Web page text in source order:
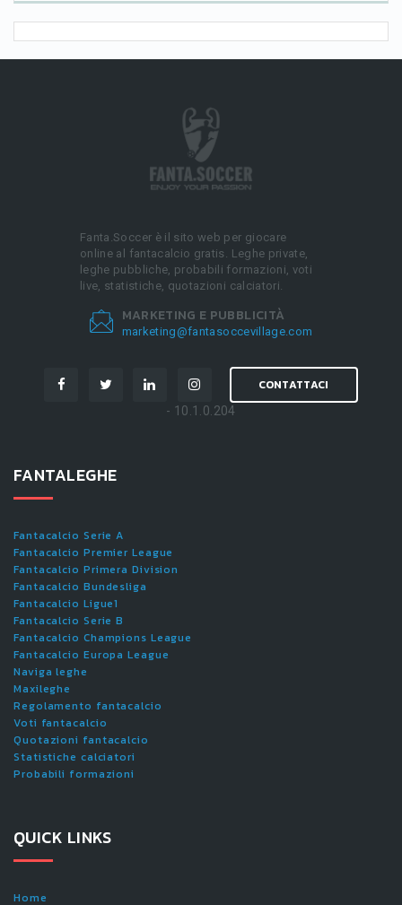
Fanta.Soccer è il sito web per giocare
online al fantacalcio gratis. Leghe private,
leghe pubbliche, probabili formazioni, voti
live, statistiche, quotazioni calciatori.
MARKETING E PUBBLICITÀ
marketing@fantasoccevillage.com
CONTATTACI
- 10.1.0.204
FANTALEGHE
Fantacalcio Serie A
Fantacalcio Premier League
Fantacalcio Primera Division
Fantacalcio Bundesliga
Fantacalcio Ligue1
Fantacalcio Serie B
Fantacalcio Champions League
Fantacalcio Europa League
Naviga leghe
Maxileghe
Regolamento fantacalcio
Voti fantacalcio
Quotazioni fantacalcio
Statistiche calciatori
Probabili formazioni
QUICK LINKS
Home